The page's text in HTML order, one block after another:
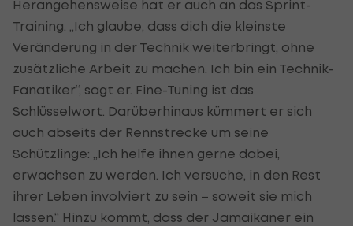
Herangehensweise hat er auch an das Sprint-
Training. „Ich glaube, dass dich die kleinste
Veränderung in der Technik weiterbringt, ohne
zusätzliche Arbeit zu machen. Ich bin ein Technik-
Fanatiker“, sagt er. Fine-Tuning ist das
Schlüsselwort. Darüberhinaus kümmert er sich
auch abseits der Rennstrecke um seine
Schützlinge: „Ich helfe ihnen gerne dabei,
erwachsen zu werden. Ich versuche, in den Rest
ihrer Leben involviert zu sein – soweit sie mich
lassen.“ Hinzu kommt, dass der Jamaikaner ein